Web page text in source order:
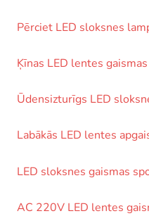
Pērciet LED sloksnes
Ķīnas LED lentes
Ūdensizturīgs LED
Labākās LED lentes
LED sloksnes gaismas
AC 220V LED lentes